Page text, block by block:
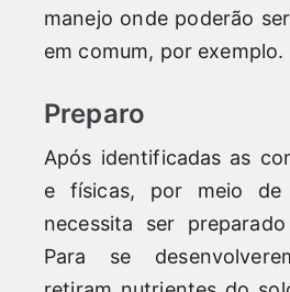
manejo onde poderão
em comum, por exemplo.
Preparo
Após identificadas as
e físicas, por meio de
necessita ser
Para se